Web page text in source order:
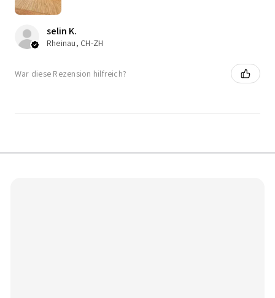
selin K.
Rheinau, CH-ZH
War diese Rezension hilfreich?